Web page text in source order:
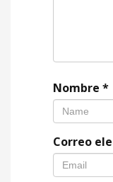
Nombre *
Correo